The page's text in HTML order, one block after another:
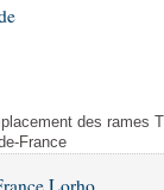
des rames
France
Lorho